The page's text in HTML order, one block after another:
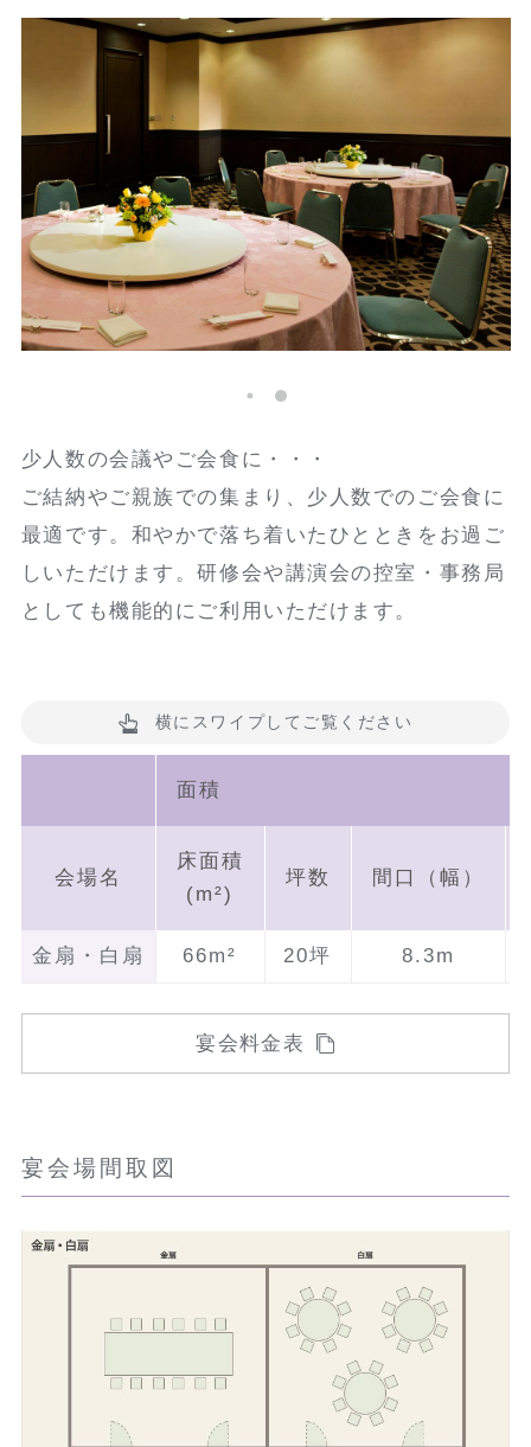
少人数の会議やご会食に・・・
ご結納やご親族での集まり、少人数でのご会食に
最適です。和やかで落ち着いたひとときをお過ご
しいただけます。研修会や講演会の控室・事務局
としても機能的にご利用いただけます。
横にスワイプしてご覧ください
面積
会場名
床面積
(m²)
坪数 間口（幅）
金扇・白扇 66m² 20坪 8.3m
宴会料金表
宴会場間取図